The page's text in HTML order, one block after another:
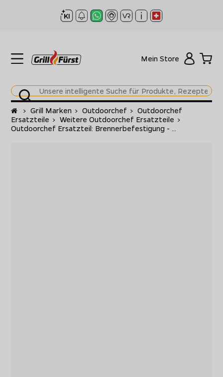
Mein Store
Startseite
> Grill Marken > Outdoorchef > Outdoorchef
Ersatzteile > Weitere Outdoorchef Ersatzteile >
Outdoorchef Ersatzteil: Brennerbefestigung - ...